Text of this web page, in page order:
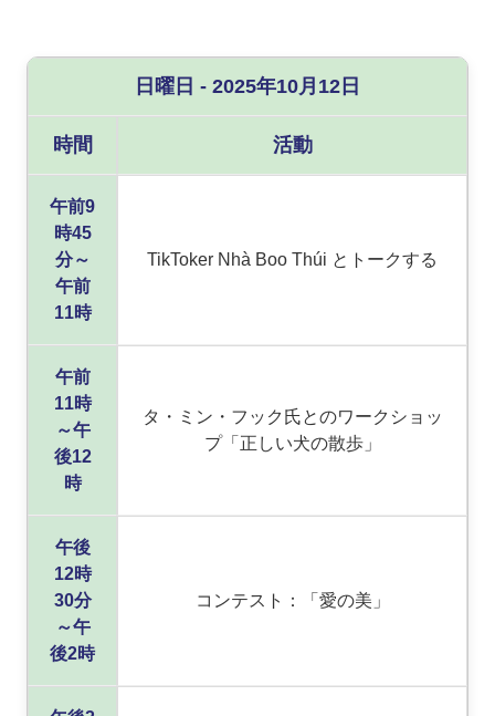
日曜日 - 2025年10月12日
時間 活動
午前9
時45
分～
午前
11時
TikToker Nhà Boo Thúi とトークする
午前
11時
～午
後12
時
タ・ミン・フック氏とのワークショッ
プ「正しい犬の散歩」
午後
12時
30分
～午
後2時
コンテスト：「愛の美」